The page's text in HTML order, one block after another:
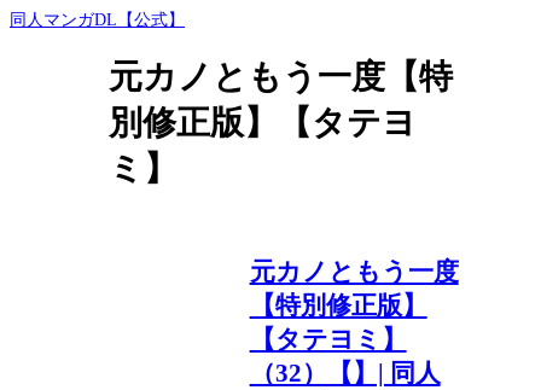
同人マンガDL【公式】
元カノともう一度【特
別修正版】【タテヨ
ミ】
元カノともう一度
【特別修正版】
【タテヨミ】
（32）【】| 同人